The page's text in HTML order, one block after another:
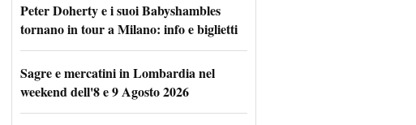
Peter Doherty e i suoi Babyshambles
tornano in tour a Milano: info e biglietti
Sagre e mercatini in Lombardia nel
weekend dell'8 e 9 Agosto 2026